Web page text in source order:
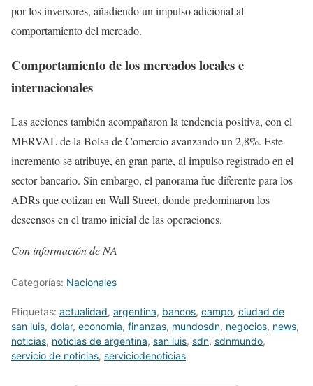
por los inversores, añadiendo un impulso adicional al
comportamiento del mercado.
Comportamiento de los mercados locales e
internacionales
Las acciones también acompañaron la tendencia positiva, con el
MERVAL de la Bolsa de Comercio avanzando un 2,8%. Este
incremento se atribuye, en gran parte, al impulso registrado en el
sector bancario. Sin embargo, el panorama fue diferente para los
ADRs que cotizan en Wall Street, donde predominaron los
descensos en el tramo inicial de las operaciones.
Con información de NA
Categorías: Nacionales
Etiquetas: actualidad, argentina, bancos, campo, ciudad de
san luis, dolar, economia, finanzas, mundosdn, negocios, news,
noticias, noticias de argentina, san luis, sdn, sdnmundo,
servicio de noticias, serviciodenoticias